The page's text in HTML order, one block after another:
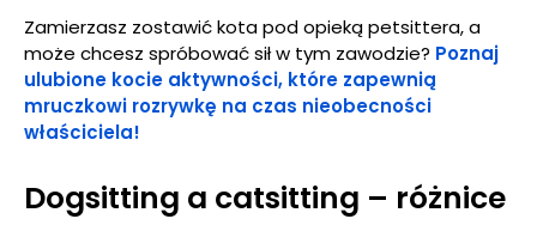
Zamierzasz zostawić kota pod opieką petsittera, a
może chcesz spróbować sił w tym zawodzie? Poznaj
ulubione kocie aktywności, które zapewnią
mruczkowi rozrywkę na czas nieobecności
właściciela!
Dogsitting a catsitting – różnice